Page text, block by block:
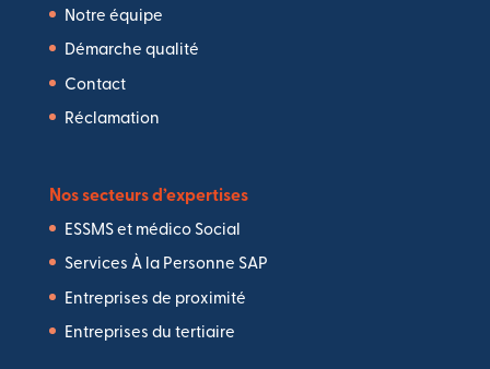
Notre équipe
Démarche qualité
Contact
Réclamation
Nos secteurs d’expertises
ESSMS et médico Social
Services À la Personne SAP
Entreprises de proximité
Entreprises du tertiaire